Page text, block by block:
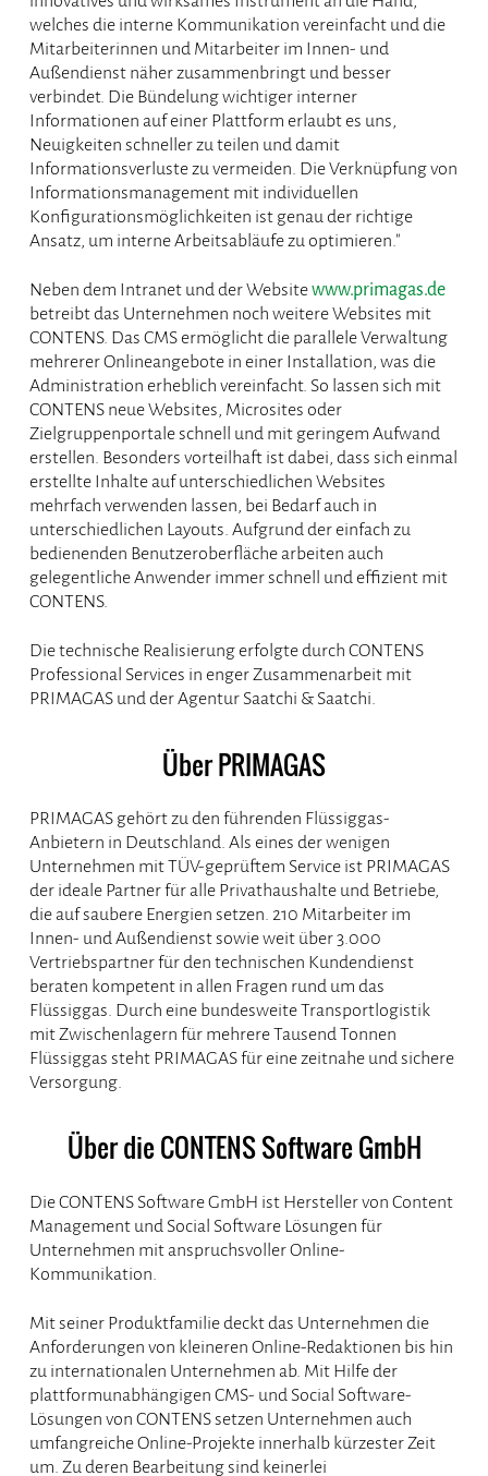
welches die interne Kommunikation vereinfacht und die
Mitarbeiterinnen und Mitarbeiter im Innen- und
Außendienst näher zusammenbringt und besser
verbindet. Die Bündelung wichtiger interner
Informationen auf einer Plattform erlaubt es uns,
Neuigkeiten schneller zu teilen und damit
Informationsverluste zu vermeiden. Die Verknüpfung von
Informationsmanagement mit individuellen
Konfigurationsmöglichkeiten ist genau der richtige
Ansatz, um interne Arbeitsabläufe zu optimieren."
Neben dem Intranet und der Websitewww.primagas.de
betreibt das Unternehmen noch weitere Websites mit
CONTENS. Das CMS ermöglicht die parallele Verwaltung
mehrerer Onlineangebote in einer Installation, was die
Administration erheblich vereinfacht. So lassen sich mit
CONTENS neue Websites, Microsites oder
Zielgruppenportale schnell und mit geringem Aufwand
erstellen. Besonders vorteilhaft ist dabei, dass sich einmal
erstellte Inhalte auf unterschiedlichen Websites
mehrfach verwenden lassen, bei Bedarf auch in
unterschiedlichen Layouts. Aufgrund der einfach zu
bedienenden Benutzeroberfläche arbeiten auch
gelegentliche Anwender immer schnell und effizient mit
CONTENS.
Die technische Realisierung erfolgte durch CONTENS
Professional Services in enger Zusammenarbeit mit
PRIMAGAS und der Agentur Saatchi & Saatchi.
Über PRIMAGAS
PRIMAGAS gehört zu den führenden Flüssiggas-
Anbietern in Deutschland. Als eines der wenigen
Unternehmen mit TÜV-geprüftem Service ist PRIMAGAS
der ideale Partner für alle Privathaushalte und Betriebe,
die auf saubere Energien setzen. 210 Mitarbeiter im
Innen- und Außendienst sowie weit über 3.000
Vertriebspartner für den technischen Kundendienst
beraten kompetent in allen Fragen rund um das
Flüssiggas. Durch eine bundesweite Transportlogistik
mit Zwischenlagern für mehrere Tausend Tonnen
Flüssiggas steht PRIMAGAS für eine zeitnahe und sichere
Versorgung.
Über die CONTENS Software GmbH
Die CONTENS Software GmbH ist Hersteller von Content
Management und Social Software Lösungen für
Unternehmen mit anspruchsvoller Online-
Kommunikation.
Mit seiner Produktfamilie deckt das Unternehmen die
Anforderungen von kleineren Online-Redaktionen bis hin
zu internationalen Unternehmen ab. Mit Hilfe der
plattformunabhängigen CMS- und Social Software-
Lösungen von CONTENS setzen Unternehmen auch
umfangreiche Online-Projekte innerhalb kürzester Zeit
um. Zu deren Bearbeitung sind keinerlei